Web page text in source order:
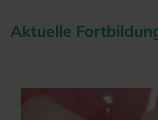
Aktuelle